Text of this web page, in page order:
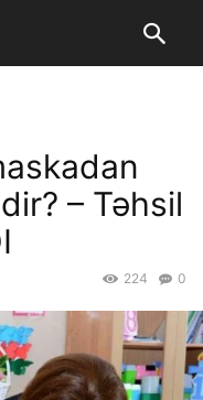
– Təhsil
0
224